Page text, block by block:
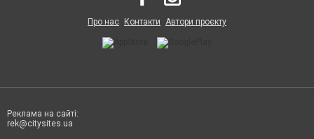
Про нас Контакти Автори проєкту
Реклама на сайті:
rek@citysites.ua